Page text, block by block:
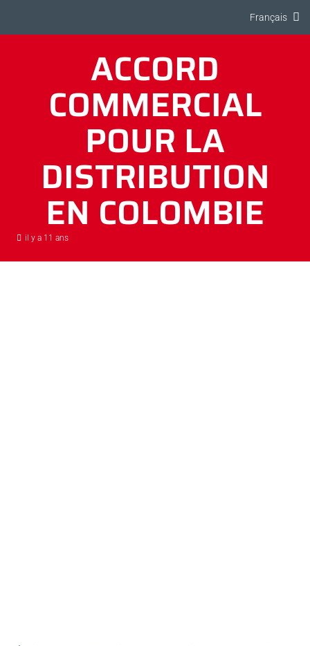
Français
ACCORD
COMMERCIAL
POUR LA
DISTRIBUTION
EN COLOMBIE
il y a 11 ans